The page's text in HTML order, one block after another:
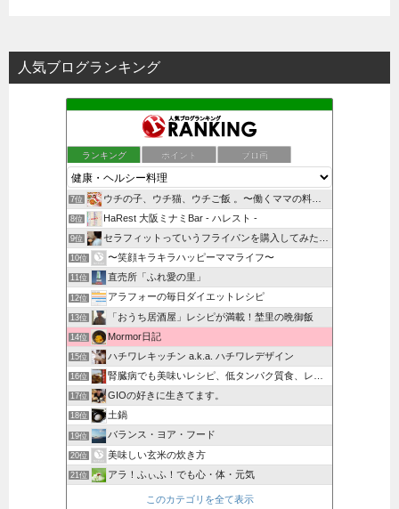
人気ブログランキング
ランキング ポイント ブロ画
7位 ウチの子、ウチ猫、ウチご飯 。〜働くママの料理blog〜
8位 HaRest 大阪ミナミBar - ハレスト -
9位 セラフィットっていうフライパンを購入してみた主婦のブログ
10位 〜笑顔キラキラハッピーママライフ〜
11位 直売所「ふれ愛の里」
12位 アラフォーの毎日ダイエットレシピ
13位 「おうち居酒屋」レシピが満載！埜里の晩御飯
14位 Mormor日記
15位 ハチワレキッチン a.k.a. ハチワレデザイン
16位 腎臓病でも美味いレシピ、低タンパク質食、レトルト食評価
17位 GIOの好きに生きてます。
18位 土鍋
19位 バランス・ヨア・フード
20位 美味しい玄米の炊き方
21位 アラ！ふぃふ！でも心・体・元気
このカテゴリを全て表示